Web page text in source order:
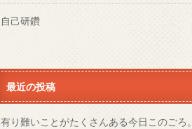
自己研鑽
最近の投稿
有り難いことがたくさんある今日このごろ。